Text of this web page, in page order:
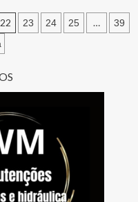
22 23 24 25 …
39